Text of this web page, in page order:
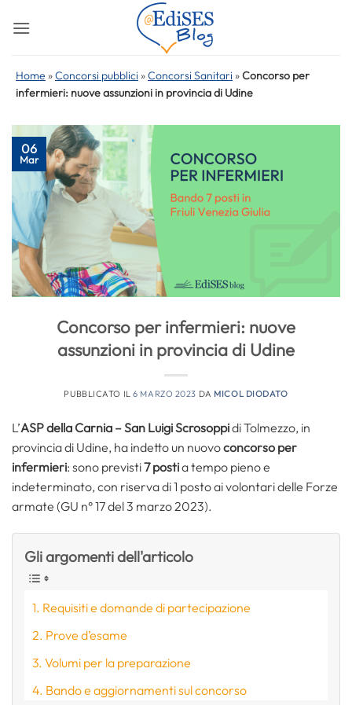
Home »Concorsi pubblici »Concorsi Sanitari »Concorso per
infermieri: nuove assunzioni in provincia di Udine
06
Mar
Concorso per infermieri: nuove
assunzioni in provincia di Udine
PUBBLICATO IL6 MARZO 2023 DA MICOL DIODATO
L’ASP della Carnia – San Luigi Scrosoppidi Tolmezzo, in
provincia di Udine, ha indetto un nuovoconcorso per
infermieri: sono previsti7 postia tempo pieno e
indeterminato, con riserva di 1 posto ai volontari delle Forze
armate (GU n° 17 del 3 marzo 2023).
Gli argomenti dell'articolo
Requisiti e domande di partecipazione
Prove d’esame
Volumi per la preparazione
Bando e aggiornamenti sul concorso